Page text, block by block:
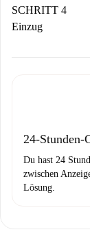
stellen den
Wenn der
SCHRITT 4
Einzug
24-Stunden-
Du hast 24
zwischen
Lösung.